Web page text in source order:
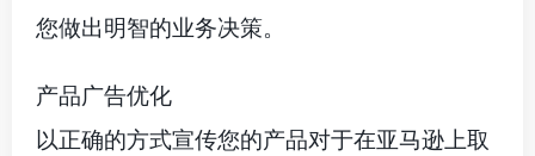
您做出明智的业务决策。
产品广告优化
以正确的方式宣传您的产品对于在亚马逊上取